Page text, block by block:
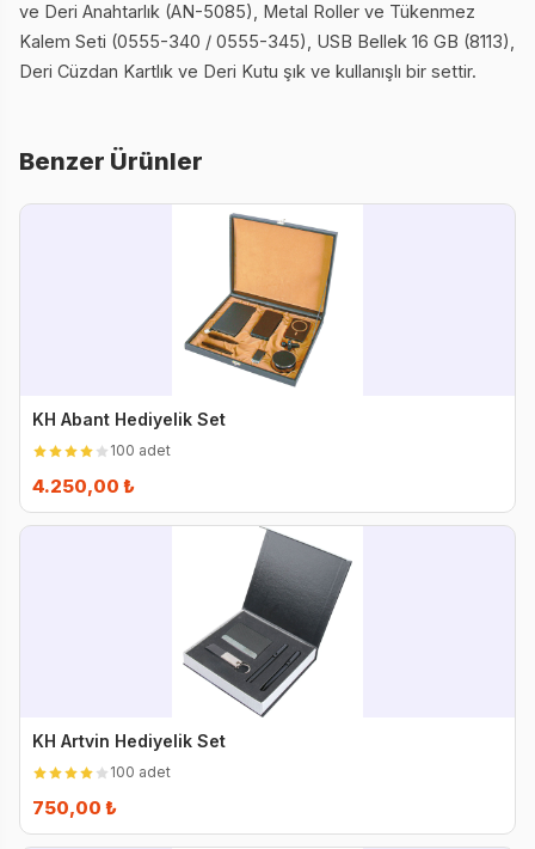
ve Deri Anahtarlık (AN-5085), Metal Roller ve Tükenmez
Kalem Seti (0555-340 / 0555-345), USB Bellek 16 GB (8113),
Deri Cüzdan Kartlık ve Deri Kutu şık ve kullanışlı bir settir.
Benzer Ürünler
KH Abant Hediyelik Set
100 adet
4.250,00 ₺
KH Artvin Hediyelik Set
100 adet
750,00 ₺